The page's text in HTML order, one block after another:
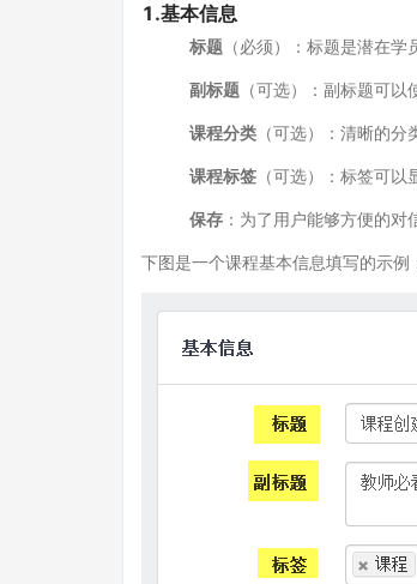
1.基本信息
标题 （必须）：标题是潜在
副标题 （可选）：副标题可
课程分类 （可选）：清晰的
课程标签 （可选）：标签可
保存 ：为了用户能够方便的
下图是一个课程基本信息填写的示例